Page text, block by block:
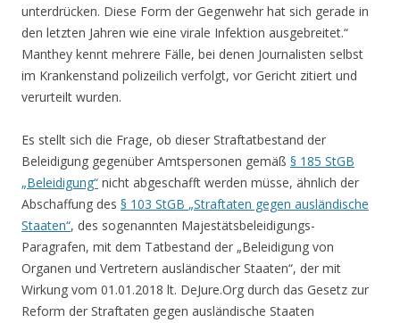
unterdrücken. Diese Form der Gegenwehr hat sich gerade in
den letzten Jahren wie eine virale Infektion ausgebreitet.“
Manthey kennt mehrere Fälle, bei denen Journalisten selbst
im Krankenstand polizeilich verfolgt, vor Gericht zitiert und
verurteilt wurden.
Es stellt sich die Frage, ob dieser Straftatbestand der
Beleidigung gegenüber Amtspersonen gemäß § 185 StGB
„Beleidigung“ nicht abgeschafft werden müsse, ähnlich der
Abschaffung des § 103 StGB „Straftaten gegen ausländische
Staaten“, des sogenannten Majestätsbeleidigungs-
Paragrafen, mit dem Tatbestand der „Beleidigung von
Organen und Vertretern ausländischer Staaten“, der mit
Wirkung vom 01.01.2018 lt. DeJure.Org durch das Gesetz zur
Reform der Straftaten gegen ausländische Staaten